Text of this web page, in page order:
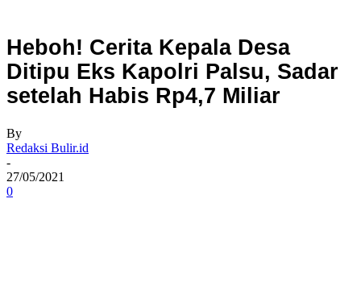
Heboh! Cerita Kepala Desa
Ditipu Eks Kapolri Palsu, Sadar
setelah Habis Rp4,7 Miliar
By
Redaksi Bulir.id
-
27/05/2021
0